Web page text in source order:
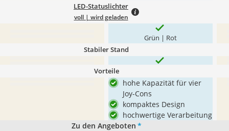
LED-Statuslichter
voll | wird geladen
Grün | Rot
Stabiler Stand
Vorteile
hohe Kapazität für vier
Joy-Cons
kompaktes Design
hochwertige Verarbeitung
Zu den Angeboten *